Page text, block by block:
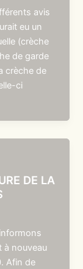
avis
eu un
(crèche
de garde
crèche de
ci
DE LA
à nouveau
Afin de